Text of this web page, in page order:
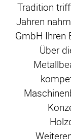
Tradition
Jahren
GmbH Ihren
Über